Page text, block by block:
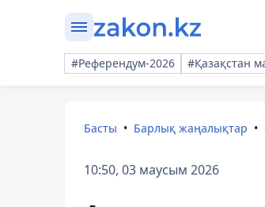
#Референдум-2026 #Қазақстан
Басты Барлық жаңалықтар
10:50, 03 маусым 2026